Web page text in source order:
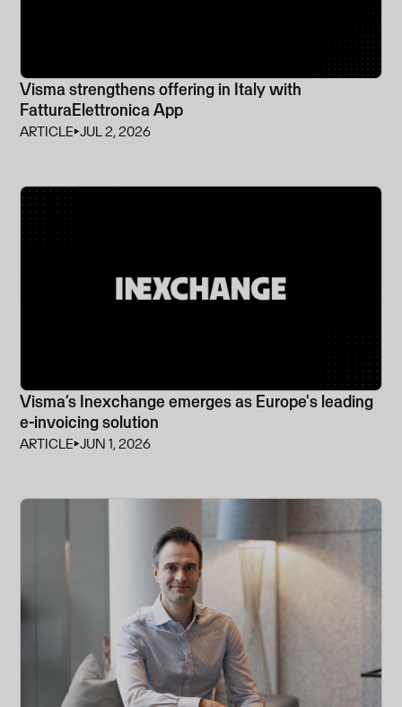
Visma strengthens offering in Italy with
FatturaElettronica App
ARTICLE⏵JUL 2, 2026
Visma’s Inexchange emerges as Europe's leading
e-invoicing solution
ARTICLE⏵JUN 1, 2026